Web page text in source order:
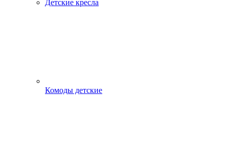
Детские кресла
Комоды детские